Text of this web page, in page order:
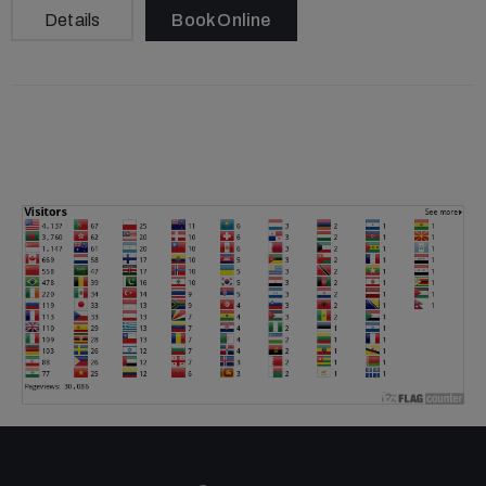
Details Book Online